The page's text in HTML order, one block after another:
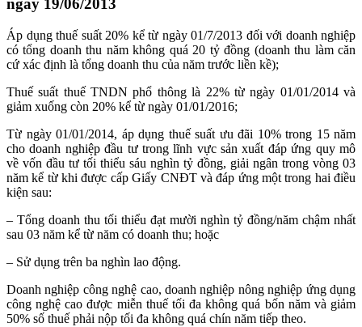
ngày 19/06/2013
Áp dụng thuế suất 20% kể từ ngày 01/7/2013 đối với doanh nghiệp
có tổng doanh thu năm không quá 20 tỷ đồng (doanh thu làm căn
cứ xác định là tổng doanh thu của năm trước liền kề);
Thuế suất thuế TNDN phổ thông là 22% từ ngày 01/01/2014 và
giảm xuống còn 20% kể từ ngày 01/01/2016;
Từ ngày 01/01/2014, áp dụng thuế suất ưu đãi 10% trong 15 năm
cho doanh nghiệp đầu tư trong lĩnh vực sản xuất đáp ứng quy mô
về vốn đầu tư tối thiểu sáu nghìn tỷ đồng, giải ngân trong vòng 03
năm kể từ khi được cấp Giấy CNĐT và đáp ứng một trong hai điều
kiện sau:
– Tổng doanh thu tối thiểu đạt mười nghìn tỷ đồng/năm chậm nhất
sau 03 năm kể từ năm có doanh thu; hoặc
– Sử dụng trên ba nghìn lao động.
Doanh nghiệp công nghệ cao, doanh nghiệp nông nghiệp ứng dụng
công nghệ cao được miễn thuế tối đa không quá bốn năm và giảm
50% số thuế phải nộp tối đa không quá chín năm tiếp theo.